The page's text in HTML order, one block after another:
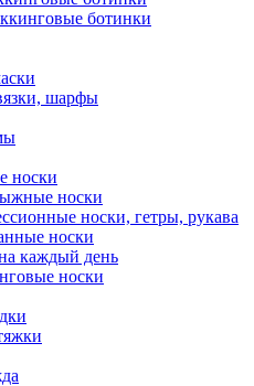
ботинки
шарфы
носки
носки
носки, гетры, рукава
носки
каждый день
носки